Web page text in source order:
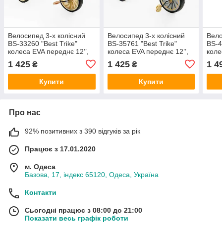
Велосипед 3-х колісний
BS-33260 "Best Trike"
колеса EVA переднє 12’’,
заднє 10’’, сталева рама,
УКР. ОЗВУЧУВАННЯ,
світло, 2 кошики
1 425 ₴
Купити
Велосипед 3-х колісний
BS-35761 "Best Trike"
колеса EVA переднє 12’’,
заднє 10’’, сталева рама,
УКР. ОЗВУЧУВАННЯ,
світло, 2 кошики
1 425₴
Купити
BS-
1
Про нас
92% позитивних з 390 відгуків за рік
Працює з 17.01.2020
м. Одеса
Базова, 17, індекс 65120, Одеса, Україна
Контакти
Сьогодні працює з 08:00 до 21:00
Показати весь графік роботи